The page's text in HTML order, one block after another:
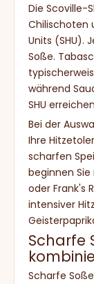
Die Scoville-
Chilischoten
Units (SHU).
Soße.
während
SHU
Bei der
Ihre
scharfen
beginnen
oder Frank's
intensiver
Scharfe
Scharfe